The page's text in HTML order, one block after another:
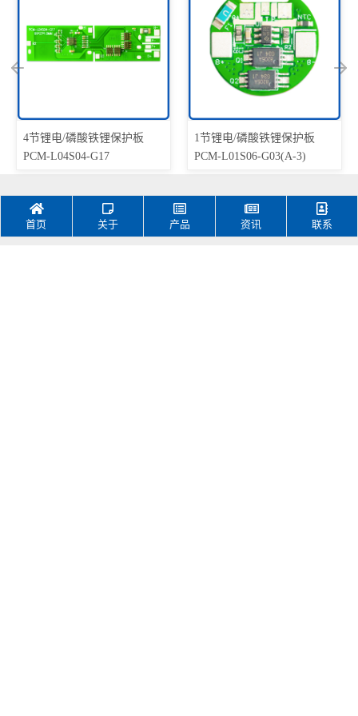
4节锂电/磷酸铁锂保护板
PCM-L04S04-G17
1节锂电/磷酸铁锂保护板
PCM-L01S06-G03(A-3)
首页 关于 产品 资讯 联系